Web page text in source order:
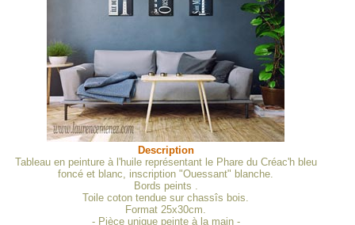
Description
Tableau en peinture à l'huile représentant le Phare du Créac'h bleu
foncé et blanc, inscription "Ouessant" blanche.
Bords peints .
Toile coton tendue sur chassîs bois.
Format 25x30cm.
- Pièce unique peinte à la main -